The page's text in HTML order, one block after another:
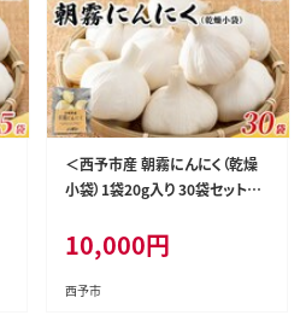
＜西予市産 朝霧にんにく（乾燥
小袋）1袋20g入り 30袋セット＞
ト 愛媛県産 野菜 やさい ドライ
大粒 ストック 薬味 特産品 ノム
ランド 愛媛県 西予市【常温】『1
10,000円
西予市